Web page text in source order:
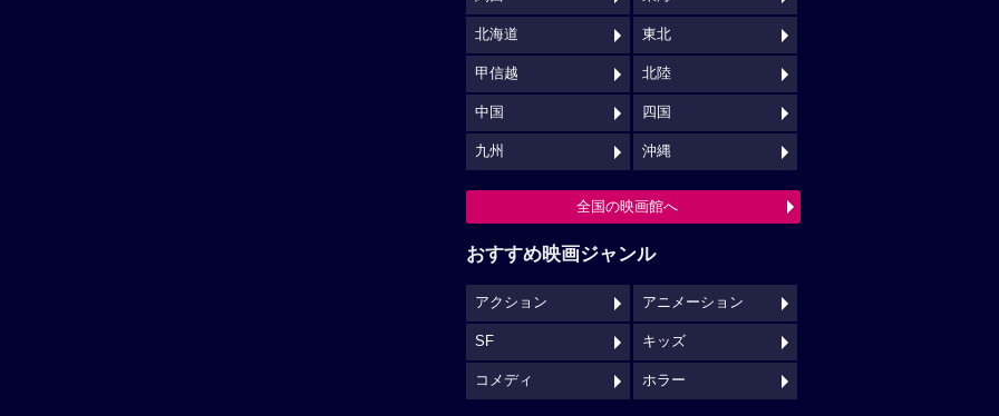
北海道 東北
甲信越 北陸
中国 四国
九州 沖縄
全国の映画館へ
おすすめ映画ジャンル
アクション アニメーション
SF キッズ
コメディ ホラー